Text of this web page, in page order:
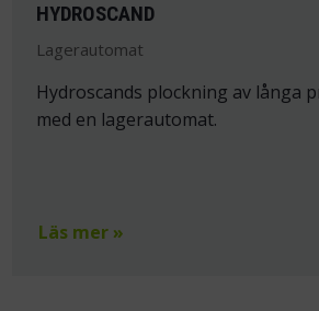
HYDROSCAND
Lagerautomat
Hydroscands plockning av långa
med en lagerautomat.
Läs mer »